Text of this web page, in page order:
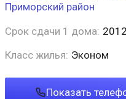
Приморский район
Срок сдачи 1 дома: 2012
Класс жилья: Эконом
Показать